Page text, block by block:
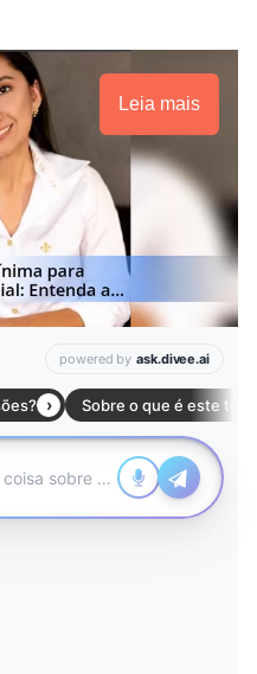
Leia mais